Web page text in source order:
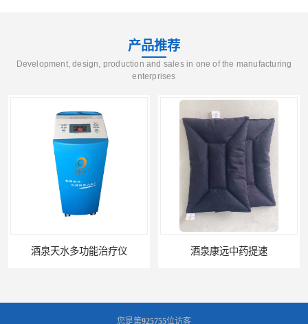
产品推荐
Development, design, production and sales in one of the manufacturing
enterprises
酒泉天水多功能治疗仪 酒泉康远中药提速
您是第925755位访客